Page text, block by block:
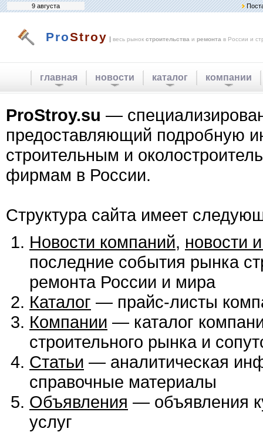
9 августа
ProStroy | весь рынок строительства и ремонта в России и
главная новости каталог компании
ProStroy.su —
предоставляющий подробную
строительным и
фирмам в России.
Структура сайта имеет
Новости компаний, новости
последние события рынка
ремонта России и мира
Каталог — прайс-листы
Компании — каталог
строительного рынка и
Статьи — аналитическая
справочные материалы
Объявления — объявления
услуг